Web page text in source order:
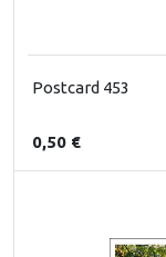
Postcard 453
0,50 €